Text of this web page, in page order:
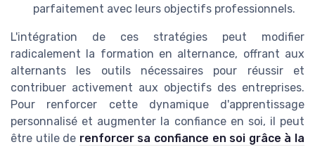
parfaitement avec leurs objectifs professionnels.
L'intégration de ces stratégies peut modifier
radicalement la formation en alternance, offrant aux
alternants les outils nécessaires pour réussir et
contribuer activement aux objectifs des entreprises.
Pour renforcer cette dynamique d'apprentissage
personnalisé et augmenter la confiance en soi, il peut
être utile de renforcer sa confiance en soi grâce à la